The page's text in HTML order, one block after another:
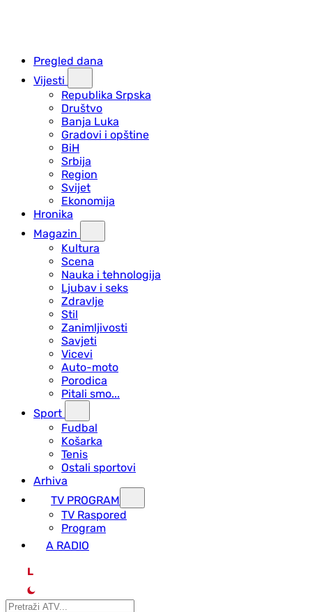
Pregled dana
Vijesti
Republika Srpska
Društvo
Banja Luka
Gradovi i opštine
BiH
Srbija
Region
Svijet
Ekonomija
Hronika
Magazin
Kultura
Scena
Nauka i tehnologija
Ljubav i seks
Zdravlje
Stil
Zanimljivosti
Savjeti
Vicevi
Auto-moto
Porodica
Pitali smo...
Sport
Fudbal
Košarka
Tenis
Ostali sportovi
Arhiva
TV PROGRAM
ТV Raspored
Program
A RADIO
L